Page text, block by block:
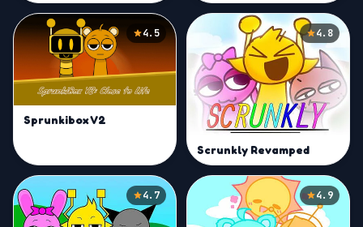
4.5
Sprunkibox V2
4.8
Scrunkly Revamped
4.7 4.9